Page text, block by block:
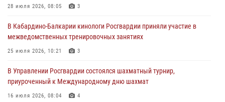
встречу, посвященную генералу армии Ивану Яковлеву
Управление Росгвардии по Кабардино-Балкарии информирует
жителей региона
В Кабардино‑Балкарии сотрудник Росгвардии провел урок
безопасности
28 июля 2026, 08:05 3
В Кабардино-Балкарии кинологи Росгвардии приняли участие в
межведомственных тренировочных занятиях
25 июля 2026, 10:21 3
В Управлении Росгвардии состоялся шахматный турнир,
приуроченный к Международному дню шахмат
16 июля 2026, 08:04 4